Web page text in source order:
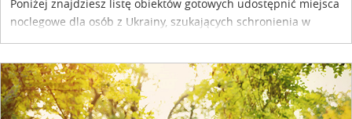
Poniżej znajdziesz listę obiektów gotowych udostępnić miejsca
noclegowe dla osób z Ukrainy, szukających schronienia w